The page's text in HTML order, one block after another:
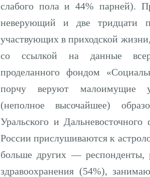
слабого пола и 44% парней).
неверующий и две тридцати
участвующих в приходской
со ссылкой на данные
проделанного фондом
порчу веруют малоимущие
(неполное высочайшее)
Уральского и
России прислушиваются к
больше других —
здравоохранения (54%),